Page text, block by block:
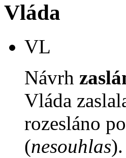
Vláda
VL
Návrh
Vláda
rozesláno
(nesouhlas).